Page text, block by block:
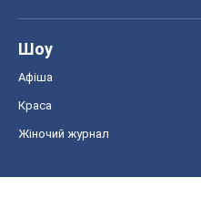
Шоу
Афіша
Краса
Жіночий журнал